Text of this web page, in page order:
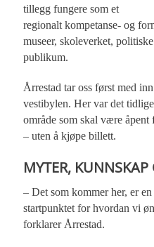
tillegg fungere som et
regionalt kompetanse- og
museer, skoleverket,
publikum.
Årrestad tar oss først med
vestibylen. Her var det
område som skal være
– uten å kjøpe billett.
MYTER, KUNNSKAP
– Det som kommer her, er
startpunktet for hvordan vi
forklarer Årrestad.